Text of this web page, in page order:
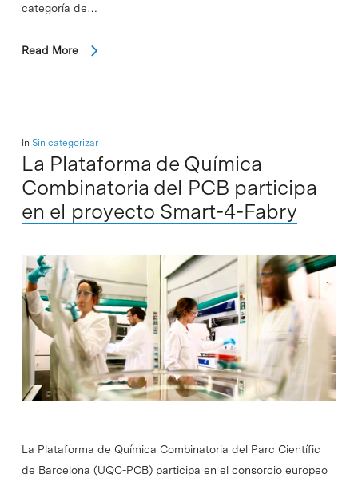
categoría de…
Read More
In Sin categorizar
La Plataforma de Química
Combinatoria del PCB participa
en el proyecto Smart-4-Fabry
La Plataforma de Química Combinatoria del Parc Científic
de Barcelona (UQC-PCB) participa en el consorcio europeo